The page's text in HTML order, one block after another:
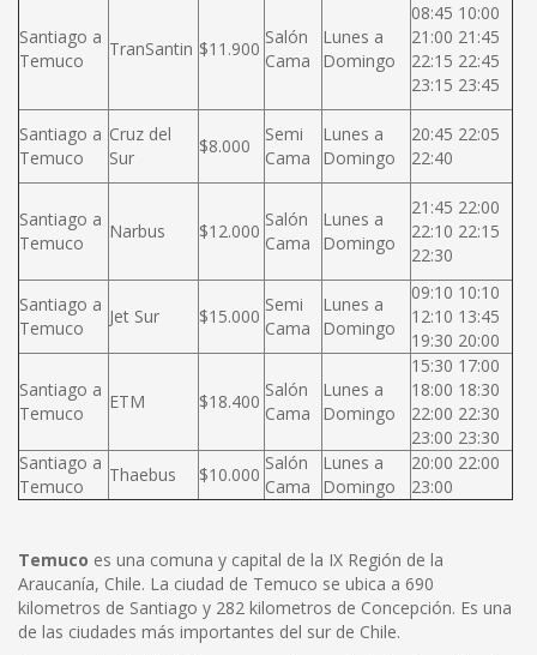
Santiago a
Temuco
TranSantin $11.900
Salón
Cama
Lunes a
Domingo
08:45 10:00
21:00 21:45
22:15 22:45
23:15 23:45
Santiago a
Temuco
Cruz del
Sur
$8.000
Semi
Cama
Lunes a
Domingo
20:45 22:05
22:40
Santiago a
Temuco
Narbus $12.000
Salón
Cama
Lunes a
Domingo
21:45 22:00
22:10 22:15
22:30
Santiago a
Temuco
Jet Sur $15.000
Semi
Cama
Lunes a
Domingo
09:10 10:10
12:10 13:45
19:30 20:00
Santiago a
Temuco
ETM $18.400
Salón
Cama
Lunes a
Domingo
15:30 17:00
18:00 18:30
22:00 22:30
23:00 23:30
Santiago a
Temuco
Thaebus $10.000
Salón
Cama
Lunes a
Domingo
20:00 22:00
23:00
Temuco es una comuna y capital de la IX Región de la
Araucanía, Chile. La ciudad de Temuco se ubica a 690
kilometros de Santiago y 282 kilometros de Concepción. Es una
de las ciudades más importantes del sur de Chile.